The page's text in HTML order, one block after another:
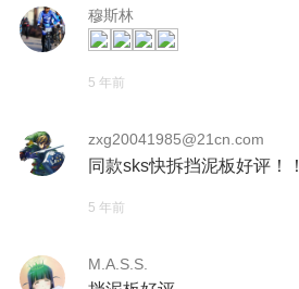
穆斯林
5 年前
zxg20041985@21cn.com
同款sks快拆挡泥板好评！！
5 年前
M.A.S.S.